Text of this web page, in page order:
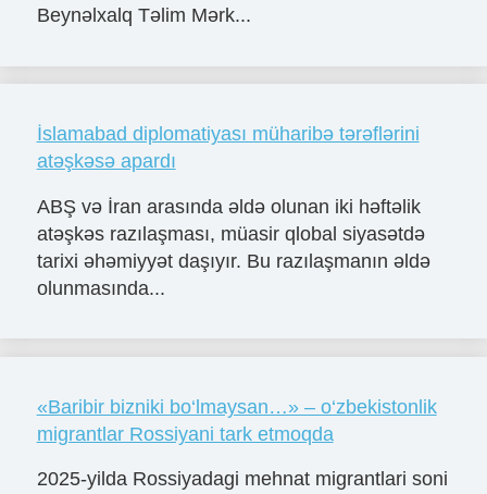
Beynəlxalq Təlim Mərk...
İslamabad diplomatiyası müharibə tərəflərini
atəşkəsə apardı
ABŞ və İran arasında əldə olunan iki həftəlik
atəşkəs razılaşması, müasir qlobal siyasətdə
tarixi əhəmiyyət daşıyır. Bu razılaşmanın əldə
olunmasında...
«Baribir bizniki bo‘lmaysan…» – o‘zbekistonlik
migrantlar Rossiyani tark etmoqda
2025-yilda Rossiyadagi mehnat migrantlari soni